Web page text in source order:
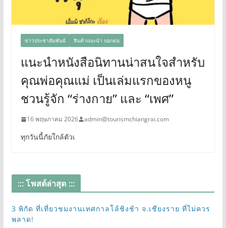
ข่าวประชาสัมพันธ์ สินค้าแนะนำ บอกต่อ
แนะนำหนังสือนิทานน่าสนใจสำหรับ
คุณพ่อคุณแม่ เป็นเล่มแรกของหนู
ชวนรู้จัก “ร่างกาย” และ “เพศ”
16 พฤษภาคม 2026 admin@tourismchiangrai.com
ทุกวันนี้ภัยใกล้ตัวเ
::: โพสต์ล่าสุด :::
3 พิกัด ที่เที่ยวชมงานเทศกาลโล้ชิงช้า จ.เชียงราย ที่ไม่ควร
พลาด!